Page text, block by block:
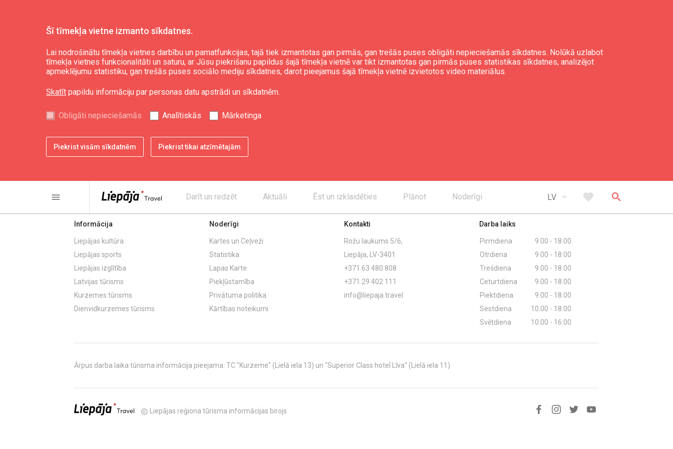
Šī tīmekļa vietne izmanto sīkdatnes.
Lai nodrošinātu tīmekļa vietnes darbību un pamatfunkcijas, tajā tiek izmantotas gan pirmās, gan trešās puses obligāti nepieciešamās sīkdatnes. Nolūkā uzlabot
tīmekļa vietnes funkcionalitāti un saturu, ar Jūsu piekrišanu papildus šajā tīmekļa vietnē var tikt izmantotas gan pirmās puses statistikas sīkdatnes, analizējot
apmeklējumu statistiku, gan trešās puses sociālo mediju sīkdatnes, darot pieejamus šajā tīmekļa vietnē izvietotos video materiālus.
Skatīt papildu informāciju par personas datu apstrādi un sīkdatnēm.
Obligāti nepieciešamās Analītiskās Mārketinga
Piekrist visām sīkdatnēm Piekrist tikai atzīmētajām
menu Darīt un redzēt Aktuāli Ēst un izklaidēties Plānot Noderīgi LV arrow_drop_down favorite search
Rietumu nafta
share print expand_less
Informācija
Liepājas kultūra
Liepājas sports
Liepājas izglītība
Latvijas tūrisms
Kurzemes tūrisms
Dienvidkurzemes tūrisms
Noderīgi
Kartes un Ceļveži
Statistika
Lapas Karte
Piekļūstamība
Privātuma politika
Kārtības noteikumi
Kontakti
Rožu laukums 5/6,
Liepāja, LV-3401
+371 63 480 808
+371 29 402 111
info@liepaja.travel
Darba laiks
Pirmdiena
9.00 - 18.00
Otrdiena
9.00 - 18.00
Trešdiena
9.00 - 18.00
Ceturtdiena
9.00 - 18.00
Piektdiena
9.00 - 18.00
Sestdiena
10.00 - 18.00
Svētdiena
10.00 - 16.00
Ārpus darba laika tūrisma informācija pieejama: TC "Kurzeme" (Lielā iela 13) un "Superior Class hotel Līva" (Lielā iela 11)
copyright Liepājas reģiona tūrisma informācijas birojs